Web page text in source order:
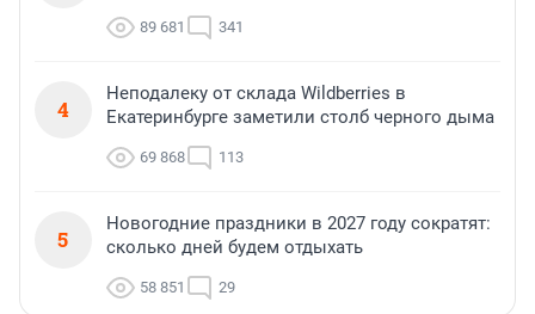
89 681 341
4
Неподалеку от склада Wildberries в
Екатеринбурге заметили столб черного дыма
69 868 113
5
Новогодние праздники в 2027 году сократят:
сколько дней будем отдыхать
58 851 29